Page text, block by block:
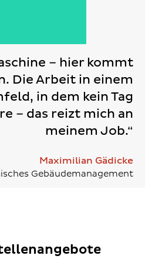
– hier kommt
Die Arbeit in einem
in dem kein Tag
– das reizt mich an
meinem Job.“
Maximilian Gädicke
Gebäudemanagement